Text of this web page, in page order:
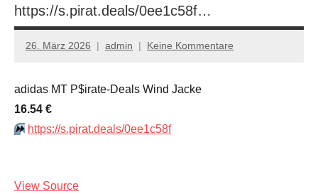
https://s.pirat.deals/0ee1c58f…
26. März 2026 admin Keine Kommentare
adidas MT P$irate-Deals Wind Jacke
16.54 €
⏩️ https://s.pirat.deals/0ee1c58f
View Source